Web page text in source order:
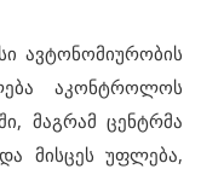
ავტონომიურობის
აკონტროლოს
მაგრამ ცენტრმა
მისცეს უფლება,